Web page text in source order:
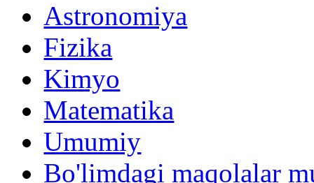
Astronomiya
Fizika
Kimyo
Matematika
Umumiy
Bo'limdagi maqolalar